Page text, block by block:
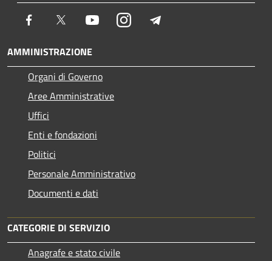
Facebook Twitter YoutubeInstagram
AMMINISTRAZIONE
Organi di Governo
Aree Amministrative
Uffici
Enti e fondazioni
Politici
Personale Amministrativo
Documenti e dati
CATEGORIE DI SERVIZIO
Anagrafe e stato civile